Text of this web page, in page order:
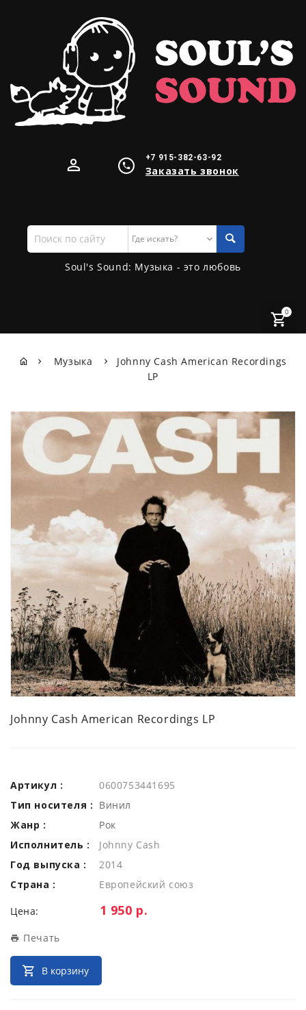
+7 915-382-63-92
Заказать звонок
Поиск
по
сайту
Soul's Sound: Музыка - это любовь
0
Музыка
Johnny Cash American Recordings
LP
Johnny Cash American Recordings LP
Артикул :
0600753441695
Тип носителя : Винил
Жанр :
Рок
Исполнитель :
Johnny Cash
Год выпуска :
2014
Страна :
Европейский союз
Цена: Цена:
1 950 р.
Печать
В корзину